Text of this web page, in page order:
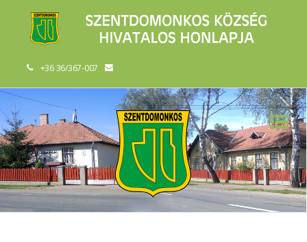
+36 36/367-007